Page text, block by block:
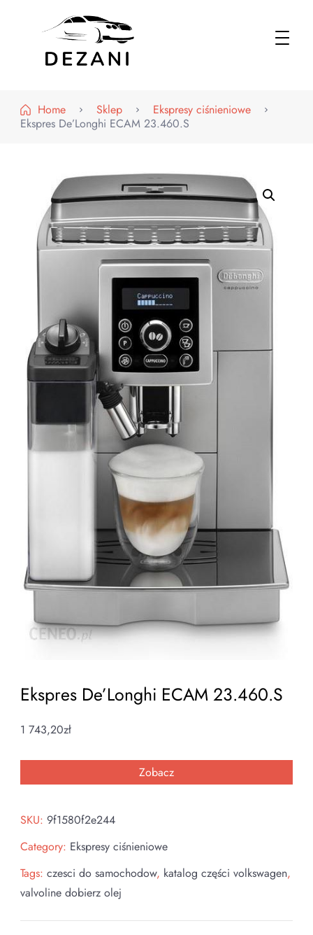
Home
Sklep
Ekspresy ciśnieniowe
Ekspres De’Longhi ECAM 23.460.S
Ekspres De’Longhi ECAM 23.460.S
1 743,20zł
Zobacz
SKU: 9f1580f2e244
Category: Ekspresy ciśnieniowe
Tags: czesci do samochodow, katalog części volkswagen,
valvoline dobierz olej